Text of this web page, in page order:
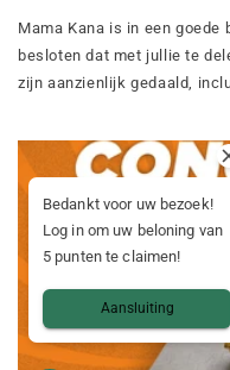
Mama Kana is in een
besloten dat met jullie te
zijn aanzienlijk gedaald,
Bedankt voor uw bezoek!
Log in om uw beloning van
5 punten te claimen!
Aansluiting